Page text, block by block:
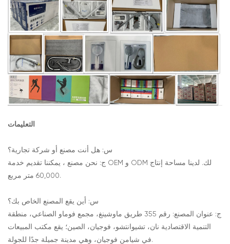
التعليمات
س: هل أنت مصنع أو شركة تجارية؟
ج: نحن مصنع ، يمكننا تقديم خدمة OEM و ODM لك. لدينا مساحة إنتاج
60,000 متر مربع.
س: أين يقع المصنع الخاص بك؟
ج: عنوان المصنع: رقم 355 طريق ماوشينغ، مجمع فوماو الصناعي، منطقة
التنمية الاقتصادية نان، تشيوانتشو، فوجيان، الصين؛ يقع مكتب المبيعات
في شيامن فوجيان، وهي مدينة جميلة جدًا للجولة.